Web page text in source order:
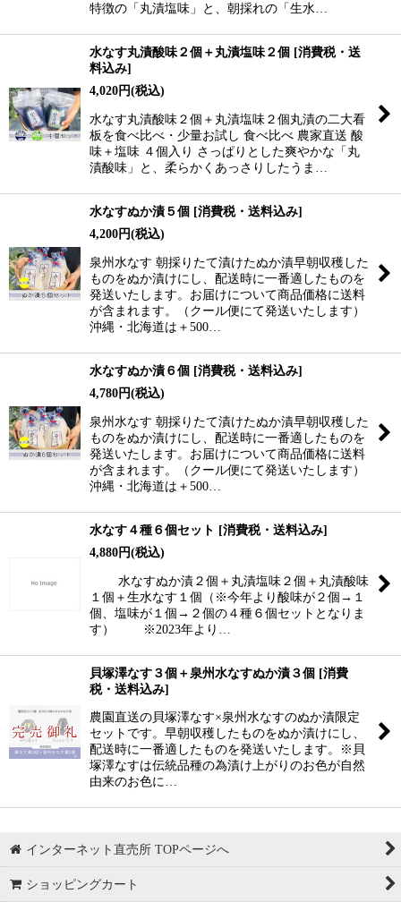
特徴の「丸漬塩味」と、朝採れの「生水…
水なす丸漬酸味２個＋丸漬塩味２個 [消費税・送
料込み]
4,020円(税込)
水なす丸漬酸味２個＋丸漬塩味２個丸漬の二大看
板を食べ比べ・少量お試し 食べ比べ 農家直送 酸
味＋塩味 ４個入り さっぱりとした爽やかな「丸
漬酸味」と、柔らかくあっさりしたうま…
水なすぬか漬５個 [消費税・送料込み]
4,200円(税込)
泉州水なす 朝採りたて漬けたぬか漬早朝収穫した
ものをぬか漬けにし、配送時に一番適したものを
発送いたします。お届けについて商品価格に送料
が含まれます。（クール便にて発送いたします）
沖縄・北海道は＋500…
水なすぬか漬６個 [消費税・送料込み]
4,780円(税込)
泉州水なす 朝採りたて漬けたぬか漬早朝収穫した
ものをぬか漬けにし、配送時に一番適したものを
発送いたします。お届けについて商品価格に送料
が含まれます。（クール便にて発送いたします）
沖縄・北海道は＋500…
水なす４種６個セット [消費税・送料込み]
4,880円(税込)
水なすぬか漬２個＋丸漬塩味２個＋丸漬酸味
１個＋生水なす１個（※今年より酸味が２個→１
個、塩味が１個→２個の４種６個セットとなりま
す） ※2023年より…
貝塚澤なす３個＋泉州水なすぬか漬３個 [消費
税・送料込み]
農園直送の貝塚澤なす×泉州水なすのぬか漬限定
セットです。早朝収穫したものをぬか漬けにし、
配送時に一番適したものを発送いたします。※貝
塚澤なすは伝統品種の為漬け上がりのお色が自然
由来のお色に…
インターネット直売所 TOPページへ
ショッピングカート